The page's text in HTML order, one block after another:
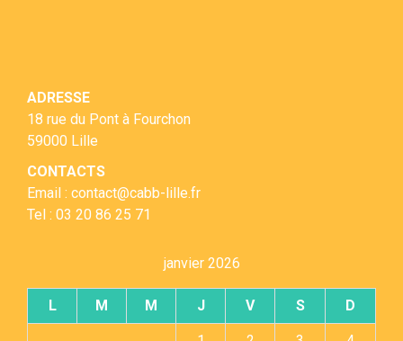
ADRESSE
18 rue du Pont à Fourchon
59000 Lille
CONTACTS
Email : contact@cabb-lille.fr
Tel : 03 20 86 25 71
janvier 2026
L M M J V S D